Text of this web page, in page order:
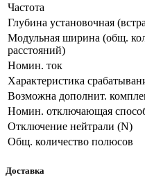
Частота
Глубина установочная
Модульная ширина (общ.
расстояний)
Номин. ток
Характеристика
Возможна дополнит.
Номин. отключающая
Отключение нейтрали (N)
Общ. количество полюсов
Доставка